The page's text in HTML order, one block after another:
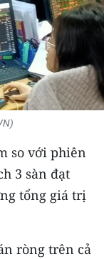
so với phiên
3 sàn đạt
tổng giá trị
ròng trên cả